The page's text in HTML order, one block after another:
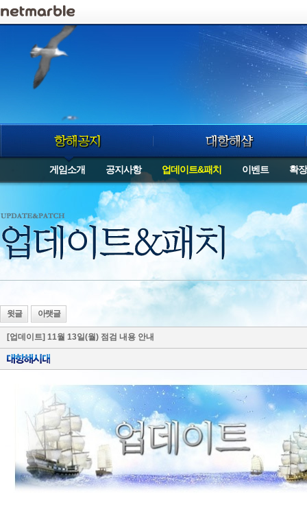
게임소개 공지사항 업데이트&패치 이벤트 확
윗글 아랫글
[업데이트] 11월 13일(월) 점검 내용 안내